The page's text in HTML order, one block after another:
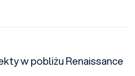
w pobliżu Renaissance